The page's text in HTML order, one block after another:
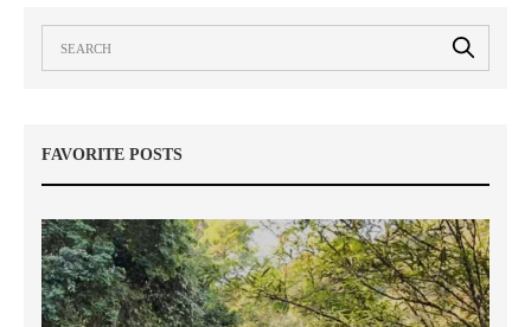
FAVORITE POSTS